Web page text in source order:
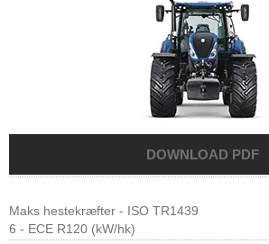
Maks hestekræfter - ISO TR1439
6 - ECE R120 (kW/hk)